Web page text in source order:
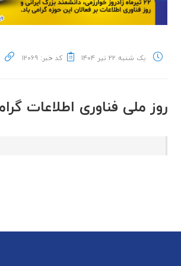
یک شنبه ۲۲ تیر ۱۴۰۴ کد خبر: ۱۲۰۶۹
روز ملی فناوری اطلاعات